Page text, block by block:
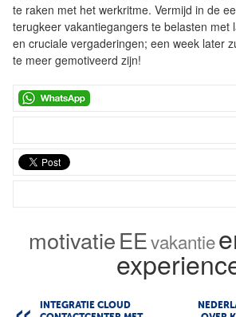
te raken met het werkritme. Vermijd in de
terugkeer vakantiegangers te belasten met
en cruciale vergaderingen; een week later
te meer gemotiveerd zijn!
motivatieEEvakantie
INTEGRATIE CLOUD